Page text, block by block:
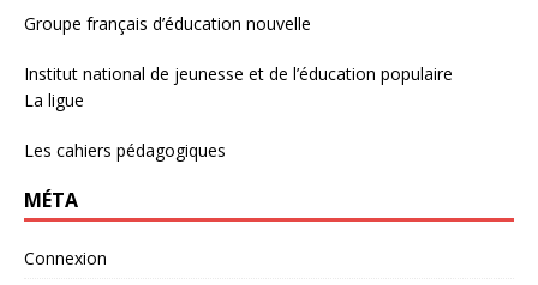
Groupe français d’éducation nouvelle
Institut national de jeunesse et de l’éducation populaire
La ligue
Les cahiers pédagogiques
MÉTA
Connexion